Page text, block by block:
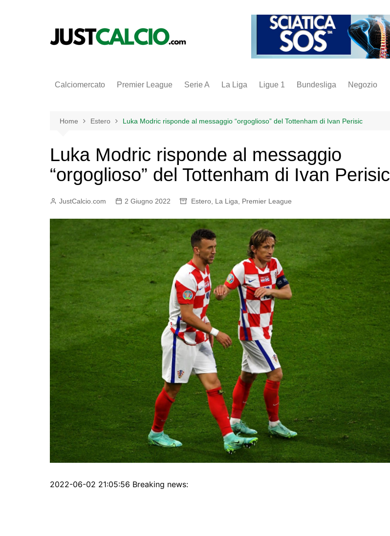
Calciomercato Premier League Serie A La Liga Ligue 1 Bundesliga Negozio
inter
vintage
Home Estero Luka Modric risponde al messaggio “orgoglioso” del Tottenham di Ivan Perisic
Luka Modric risponde al messaggio
“orgoglioso” del Tottenham di Ivan Perisic
JustCalcio.com 2 Giugno 2022 Estero La Liga Premier League
2022-06-02 21:05:56 Breaking news: